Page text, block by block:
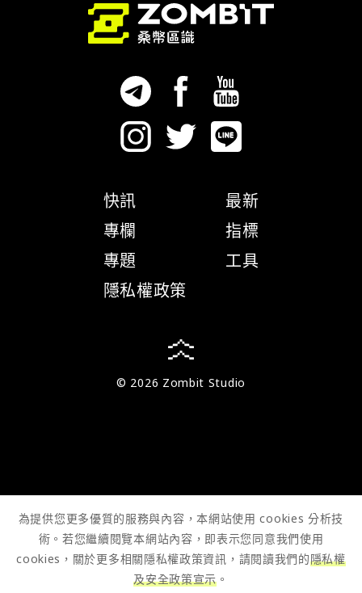
快訊
專欄
專題
隱私權政策
最新
指標
工具
© 2026 Zombit Studio
為提供您更多優質的服務與內容，本網站使用 cookies 分析技
術。若您繼續閱覽本網站內容，即表示您同意我們使用
cookies，關於更多相關隱私權政策資訊，請閱讀我們的隱私權
及安全政策宣示 。